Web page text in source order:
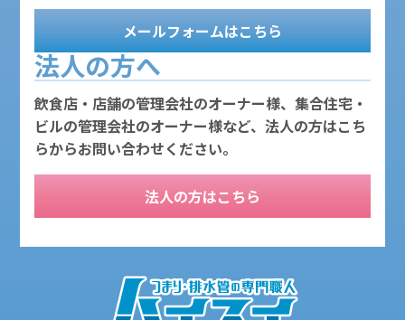
メールフォームはこちら
法人の方へ
飲食店・店舗の管理会社のオーナー様、集合住宅・
ビルの管理会社のオーナー様など、法人の方はこち
らからお問い合わせください。
法人の方はこちら